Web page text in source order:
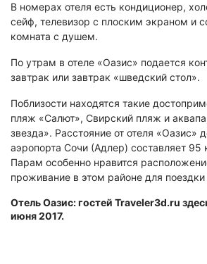
предоставляется
за
дополнительную
плату.
Его
можно
запросить
на
пляжные
развлечения.
до
аэропорта
предоставляется
за
дополнительную
плату.
Его
можно
В номерах отеля есть кондиционер,
сейф, телевизор с плоским экраном и
комната с душем.
По утрам в отеле «Оазис» подается
завтрак или завтрак «шведский стол».
Поблизости находятся такие
пляж «Салют», Свирский пляж и
звезда». Расстояние от отеля «Оазис»
аэропорта Сочи (Адлер) составляет 95
Парам особенно нравится
проживание в этом районе для
Отель Оазис: гостей Traveler3d.ru
июня 2017.